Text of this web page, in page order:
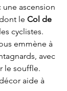
une ascension
le Col de
cyclistes.
emmène à
avec
le souffle.
aide à